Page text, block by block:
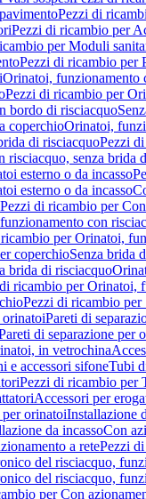
Pezzi di
Pezzi di ricambio per
per Moduli
Pezzi di ricambio per
Orinatoi, funzionamento
Pezzi di ricambio per
bordo di risciacquo
coperchioOrinatoi,
di risciacquoPezzi
risciacquo, senza brida
esterno o da incasso
esterno o da incasso
Pezzi di ricambio per
con
per Orinatoi,
coperchioSenza brida
brida di risciacquo
ricambio per Orinatoi,
Pezzi di ricambio per
orinatoiPareti di
di separazione per
in vetrochina
e accessori sifoneTubi
Pezzi di ricambio per
Accessori per
orinatoiInstallazione
da incassoCon
a retePezzi
del risciacquo,
del risciacquo,
per Con